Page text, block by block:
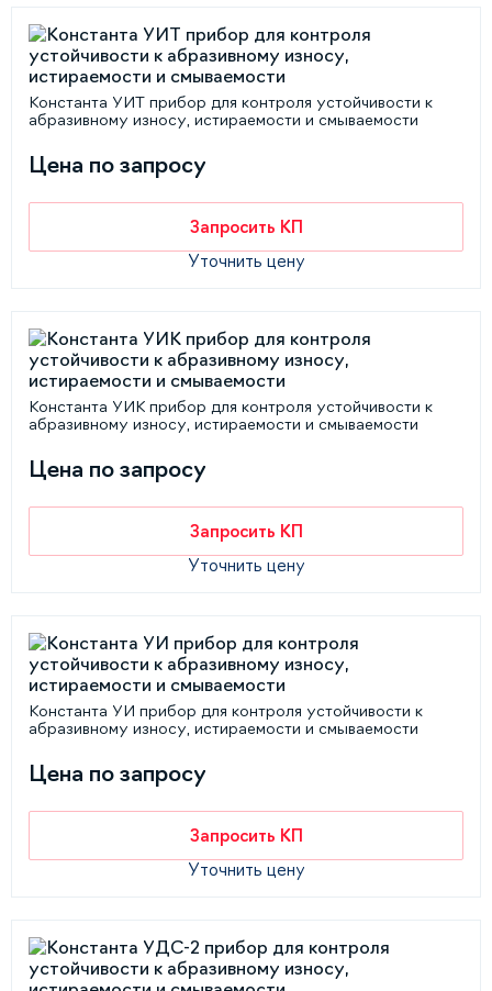
Константа УИТ прибор для контроля устойчивости к
абразивному износу, истираемости и смываемости
Цена по запросу
Запросить КП
Уточнить цену
Константа УИК прибор для контроля устойчивости к
абразивному износу, истираемости и смываемости
Цена по запросу
Запросить КП
Уточнить цену
Константа УИ прибор для контроля устойчивости к
абразивному износу, истираемости и смываемости
Цена по запросу
Запросить КП
Уточнить цену